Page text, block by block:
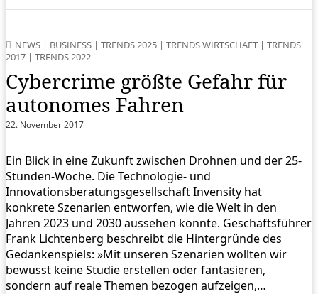
NEWS | BUSINESS | TRENDS 2025 | TRENDS WIRTSCHAFT | TRENDS
2017 | TRENDS 2022
Cybercrime größte Gefahr für
autonomes Fahren
22. November 2017
Ein Blick in eine Zukunft zwischen Drohnen und der 25-
Stunden-Woche. Die Technologie- und
Innovationsberatungsgesellschaft Invensity hat
konkrete Szenarien entworfen, wie die Welt in den
Jahren 2023 und 2030 aussehen könnte. Geschäftsführer
Frank Lichtenberg beschreibt die Hintergründe des
Gedankenspiels: »Mit unseren Szenarien wollten wir
bewusst keine Studie erstellen oder fantasieren,
sondern auf reale Themen bezogen aufzeigen,…